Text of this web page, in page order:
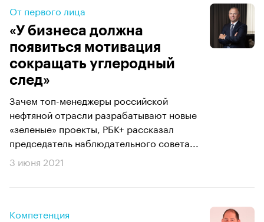
От первого лица
«У бизнеса должна
появиться мотивация
сокращать углеродный
след»
Зачем топ-менеджеры российской
нефтяной отрасли разрабатывают новые
«зеленые» проекты, РБК+ рассказал
председатель наблюдательного совета...
3 июня 2021
Компетенция